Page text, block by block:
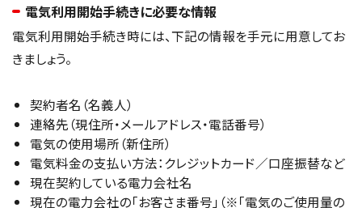
電気利用開始手続きに必要な情報
電気利用開始手続き時には、下記の情報を手元に用意してお
きましょう。
契約者名（名義人）
連絡先（現住所・メールアドレス・電話番号）
電気の使用場所（新住所）
電気料金の支払い方法：クレジットカード／口座振替など
現在契約している電力会社名
現在の電力会社の「お客さま番号」（※「電気のご使用量の